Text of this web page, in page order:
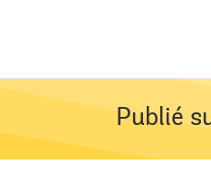
Publié